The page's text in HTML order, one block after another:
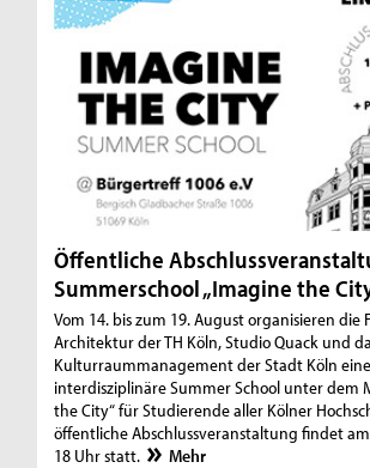
Öffentliche
Summerschool „Imagine the
Vom 14. bis zum 19. August organisieren die
Architektur der TH Köln, Studio Quack und
Kulturraummanagement der Stadt Köln eine
interdisziplinäre Summer School unter dem
the City“ für Studierende aller Kölner
öffentliche Abschlussveranstaltung findet
18 Uhr statt.
Mehr